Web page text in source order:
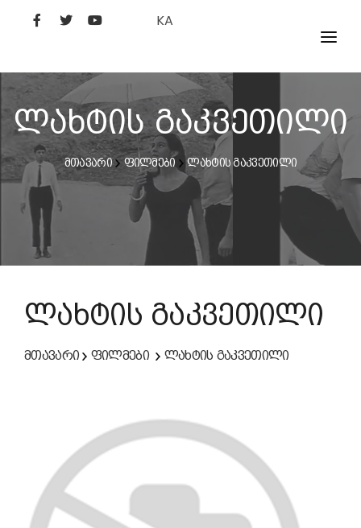
KA
ᲤᲘᲚᲛᲔᲑᲘ
ᲮᲔᲚᲝᲕᲐᲜᲘ
ᲙᲘᲜᲝᲡᲢᲣᲓᲘᲐ
ᲙᲘᲜᲝᲐᲙᲐᲓᲔᲛᲘᲐ
ლახტის გაკვეთილი
მთავარი ფილმები ლახტის გაკვეთილი
ლახტის გაკვეთილი
მთავარი ფილმები ლახტის გაკვეთილი